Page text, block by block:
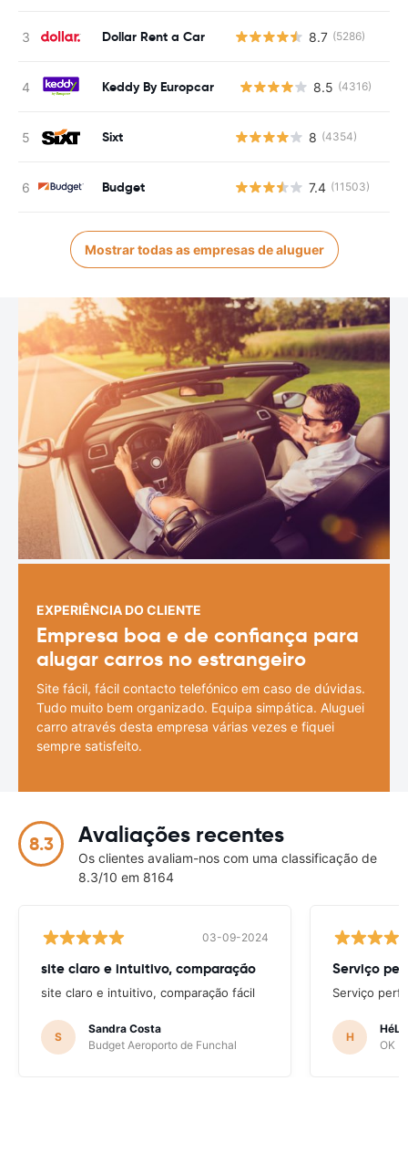
Dollar Rent a Car 8.7 (5286)
Keddy By Europcar 8.5 (4316)
Sixt 8 (4354)
Budget 7.4 (11503)
Mostrar todas as empresas de aluguer
EXPERIÊNCIA DO CLIENTE
Empresa boa e de confiança para
alugar carros no estrangeiro
Site fácil, fácil contacto telefónico em caso de dúvidas.
Tudo muito bem organizado. Equipa simpática. Aluguei
carro através desta empresa várias vezes e fiquei
sempre satisfeito.
8.3 Avaliações recentes
Os clientes avaliam-nos com uma classificação de
8.3/10 em 8164
03-09-2024
site claro e intuitivo, comparação
site claro e intuitivo, comparação fácil
S
Sandra Costa
Budget Aeroporto de Funchal
Serviço
Serviço
H
OK